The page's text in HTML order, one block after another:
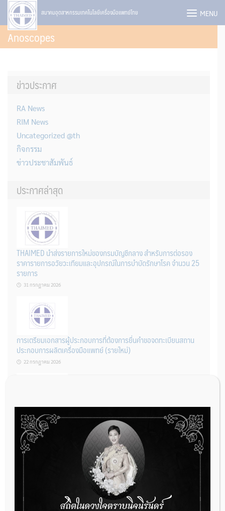
Skip
content
สมาคมอุตสาหกรรมเทคโนโลยีเครื่องมือแพทย์ไทย MENU
Anoscopes
ข่าวประกาศ
RA News
RIM News
Uncategorized @th
กิจกรรม
ข่าวประชาสัมพันธ์
ประกาศล่าสุด
THAIMED นำส่งรายการใหม่ของกรมบัญชีกลาง สำหรับการต่อรอง
ราคารายการอวัยวะเทียมและอุปกรณ์ในการบำบัดรักษาโรค จำนวน 25
รายการ
31 กรกฎาคม 2026
การเตรียมเอกสารผู้ประกอบการที่ต้องการยื่นคำขอจดทะเบียนสถาน
ประกอบการผลิตเครื่องมือแพทย์ (รายใหม่)
22 กรกฎาคม 2026
ผู้ประกอบการผลิต และ นักวิจัย ที่ต้องการขึ้นทะเบียนเครื่องมือแพทย์
ต้องทำอย่างไรบ้าง
22 กรกฎาคม 2026
กองควบคุมเครื่องมือแพทย์ เปิดรับฟังความคิดเห็นหลักการยกร่าง
กฎหมาย จำนวน 3 ฉบับ ผ่านระบบกลางทางกฎหมาย